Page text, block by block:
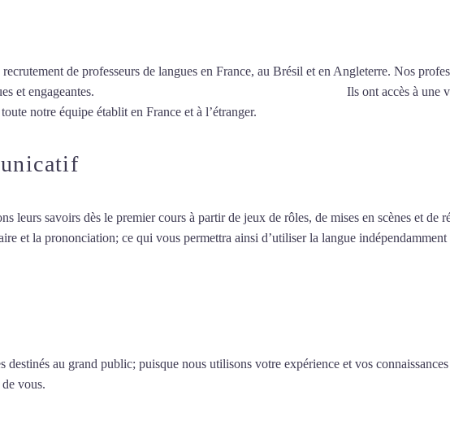
de professeurs de langues en France, au Brésil et en Angleterre. Nos
et engageantes.
Ils ont accès à une
notre équipe établit en France et à l’étranger.
leurs savoirs dès le premier cours à partir de jeux de rôles, de mises en scènes et de
et la prononciation; ce qui vous permettra ainsi d’utiliser la langue indépendamment
destinés au grand public; puisque nous utilisons votre expérience et vos
vous.